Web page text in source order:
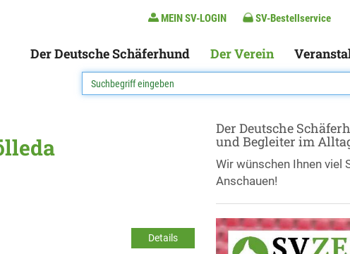
MEIN SV-LOGIN SV-Bestellservice
Der Deutsche Schäferhund Der Verein
Details
Der Deutsche
und Begleiter im
Wir wünschen Ihnen viel
Anschauen!